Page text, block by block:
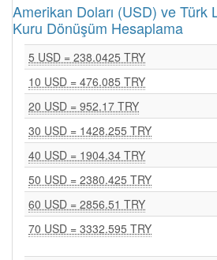
Amerikan Doları (USD) ve Türk
Kuru Dönüşüm Hesaplama
5 USD = 238.0425 TRY
10 USD = 476.085 TRY
20 USD = 952.17 TRY
30 USD = 1428.255 TRY
40 USD = 1904.34 TRY
50 USD = 2380.425 TRY
60 USD = 2856.51 TRY
70 USD = 3332.595 TRY